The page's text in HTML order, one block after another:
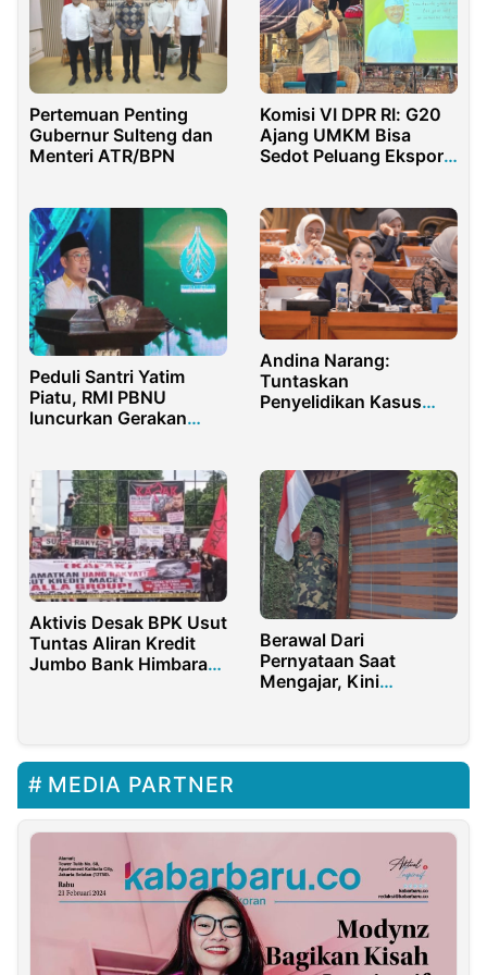
Pertemuan Penting
Gubernur Sulteng dan
Menteri ATR/BPN
Komisi VI DPR RI: G20
Ajang UMKM Bisa
Sedot Peluang Ekspor
Peduli Santri Yatim
Piatu, RMI PBNU
luncurkan Gerakan
Andina Narang:
Tuntaskan
Penyelidikan Kasus
Aktivis Desak BPK Usut
Tuntas Aliran Kredit
Jumbo Bank Himbara
Berawal Dari
Pernyataan Saat
Mengajar, Kini
MEDIA PARTNER